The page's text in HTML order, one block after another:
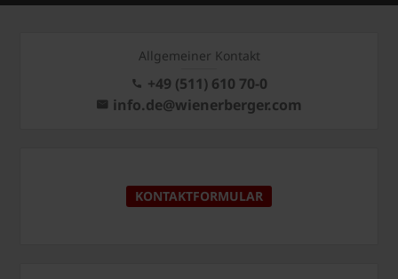
Allgemeiner Kontakt
+49 (511) 610 70-0
info.de@wienerberger.com
KONTAKTFORMULAR